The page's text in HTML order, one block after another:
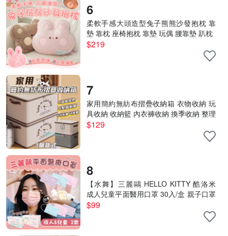
6
柔軟手感大頭造型兔子熊熊沙發抱枕 靠
墊 靠枕 座椅抱枕 靠墊 玩偶 腰靠墊 趴枕
$219
7
家用簡約無紡布摺疊收納箱 衣物收納 玩
具收納 收納籃 內衣褲收納 換季收納 整理
箱 櫥櫃收納
$129
8
【水舞】三麗鷗 HELLO KITTY 酷洛米
成人兒童平面醫用口罩 30入/盒 親子口罩
午茶時光款
$99